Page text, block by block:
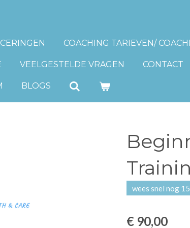
COACHING TARIEVEN/
VEELGESTELDE VRAGEN CONTACT
BLOGS
wees snel nog
€ 90,00